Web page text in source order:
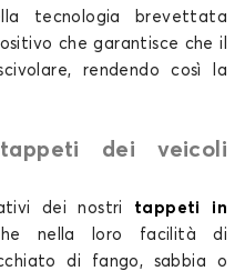
tecnologia brevettata
che garantisce che il
rendendo così la
dei veicoli
dei nostri tappeti in
nella loro facilità di
di fango, sabbia o